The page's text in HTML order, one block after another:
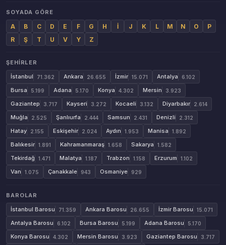
SOYADA GÖRE
A B C D E F G H İ J K L M N O
P
R
Ş T U V Y Z
ŞEHIRLER
İstanbul
71.362 Ankara 26.655 İzmir 15.071 Antalya 6.102
Bursa 5.199 Adana 5.170 Konya 4.302 Mersin 3.923
Gaziantep 3.717 Kayseri 3.272 Kocaeli 3.132 Diyarbakır 2.614
Muğla 2.525 Şanlıurfa 2.444 Samsun 2.431 Denizli 2.312
Hatay 2.155 Eskişehir 2.024 Aydın 1.953 Manisa 1.892
Balıkesir 1.891 Kahramanmaraş 1.658 Sakarya 1.582
Tekirdağ 1.471 Malatya 1.187 Trabzon 1.158 Erzurum 1.102
Van 1.075 Çanakkale 943 Osmaniye 929
BAROLAR
İstanbul Barosu
71.359 Ankara Barosu 26.655 İzmir Barosu 15.071
Antalya Barosu 6.102 Bursa Barosu 5.199 Adana Barosu 5.170
Konya Barosu 4.302 Mersin Barosu 3.923 Gaziantep Barosu 3.717